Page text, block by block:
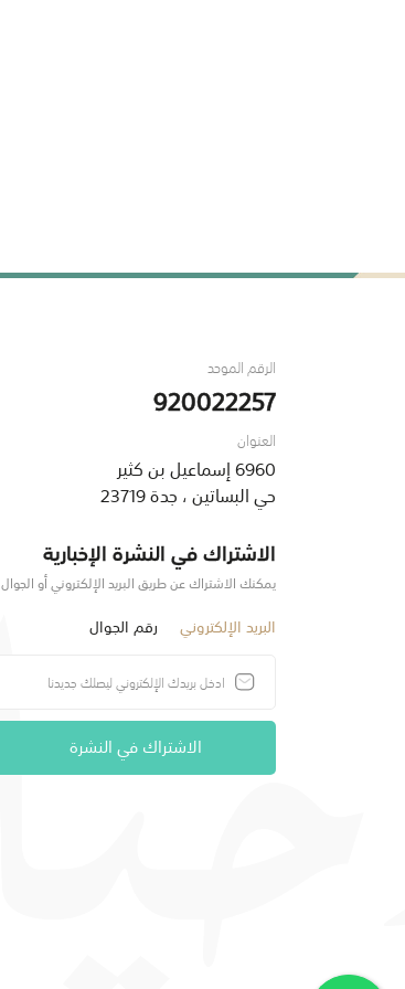
الرقم الموحد
920022257
العنوان
6960 إسماعيل بن كثير
حي البساتين ، جدة 23719
الاشتراك في النشرة الإخبارية
يمكنك الاشتراك عن طريق البريد الإلكتروني أو الجوال
البريد الإلكتروني رقم الجوال
الاشتراك في النشرة